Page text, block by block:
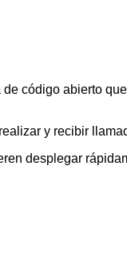
código abierto
y recibir
desplegar